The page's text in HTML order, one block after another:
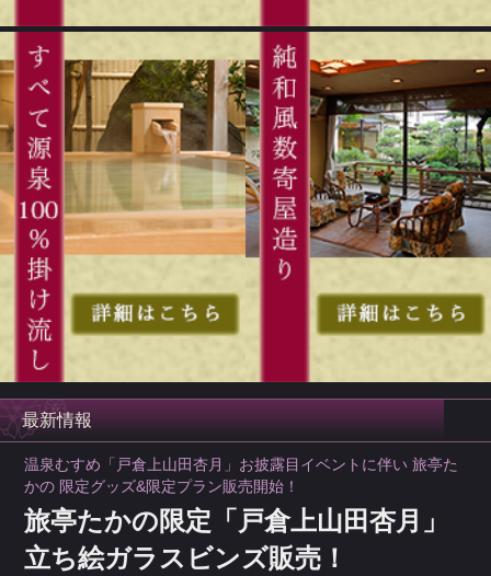
最新情報
温泉むすめ「戸倉上山田杏月」お披露目イベントに伴い 旅亭た
かの 限定グッズ&限定プラン販売開始！
旅亭たかの限定「戸倉上山田杏月」
立ち絵ガラスビンズ販売！